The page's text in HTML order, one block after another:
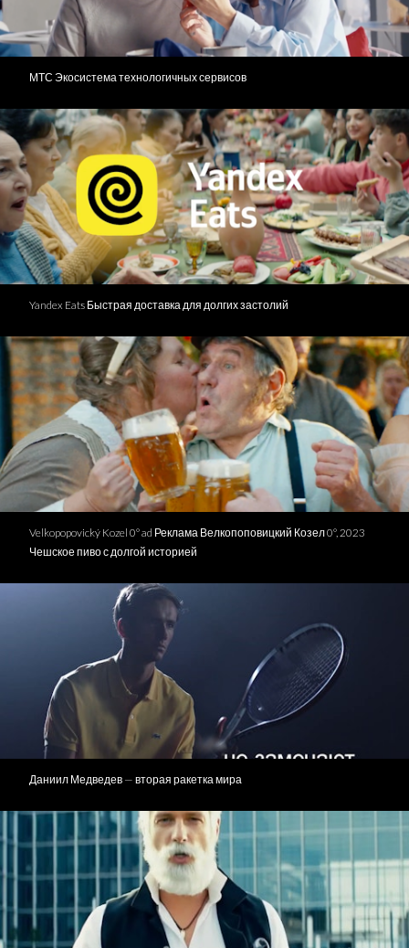
МТС Экосистема технологичных сервисов
Yandex Eats Быстрая доставка для долгих застолий
Velkopopovický Kozel 0° ad Реклама Велкопоповицкий Козел 0°, 2023
Чешское пиво с долгой историей
Даниил Медведев — вторая ракетка мира